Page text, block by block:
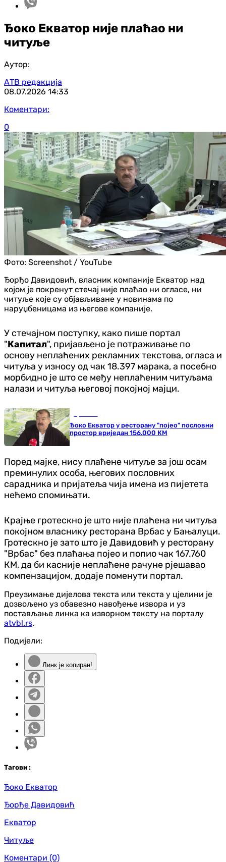
Ђоко Екватор није плаћао ни
читуље
Аутор:
АТВ редакција
08.07.2026 14:33
Коментари:
0
Фото: Screenshot / YouTube
Ђорђо Давидовић, власник компаније Екватор над
којом је покренут стечај није плаћао ни огласе, ни
читуље које су објављиване у новинама по
наруџбеницама из његове компаније.
У стечајном поступку, како пише портал
"Капитал", пријављено је потраживање по
основу неплаћених рекламних текстова, огласа и
читуља у износу од чак 18.397 марака, а посебно
морбидно је што се међу неплаћеним читуљама
налази и читуља његовој покојној мајци.
Ђоко Екватор у ресторану "појео" пословни
простор вриједан 156.000 КМ
Поред мајке, нису плаћене читуље за још осам
преминулих особа, његових пословних
сарадника и пријатеља чија имена из пијетета
нећемо спомињати.
Крајње гротескно је што није плаћена ни читуља
покојном власнику ресторана Врбас у Бањалуци.
Гротескно је зато што је Давидовић у ресторану
"Врбас" без плаћања појео и попио чак 167.760
КМ, да би касније неплаћене рачуне рјешавао
компензацијом, додаје поменути портал.
Преузимање дијелова текста или текста у цјелини је
дозвољено уз обавезно навођење извора и уз
постављање линка ка изворном тексту на порталу
atvbl.rs.
Подијели:
Линк је копиран!
Тагови :
Ђоко Екватор
Ђорђе Давидовић
Екватор
Читуље
Коментари (0)